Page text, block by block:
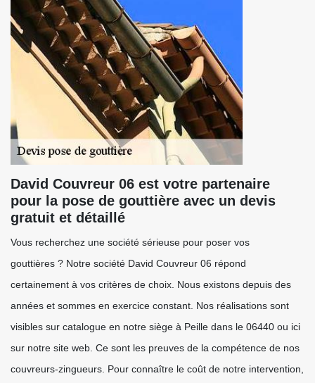
David Couvreur 06 est votre partenaire
pour la pose de gouttière avec un devis
gratuit et détaillé
Vous recherchez une société sérieuse pour poser vos
gouttières ? Notre société David Couvreur 06 répond
certainement à vos critères de choix. Nous existons depuis des
années et sommes en exercice constant. Nos réalisations sont
visibles sur catalogue en notre siège à Peille dans le 06440 ou ici
sur notre site web. Ce sont les preuves de la compétence de nos
couvreurs-zingueurs. Pour connaître le coût de notre intervention,